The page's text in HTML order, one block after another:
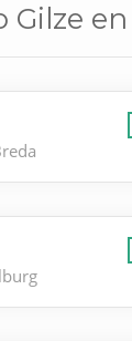
en